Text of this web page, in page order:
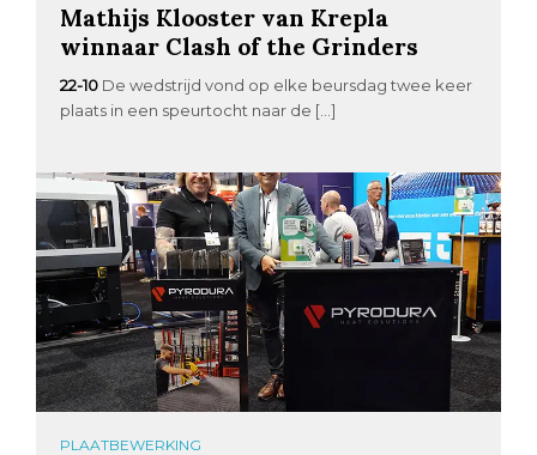
Mathijs Klooster van Krepla
winnaar Clash of the Grinders
22-10 De wedstrijd vond op elke beursdag twee keer
plaats in een speurtocht naar de […]
PLAATBEWERKING